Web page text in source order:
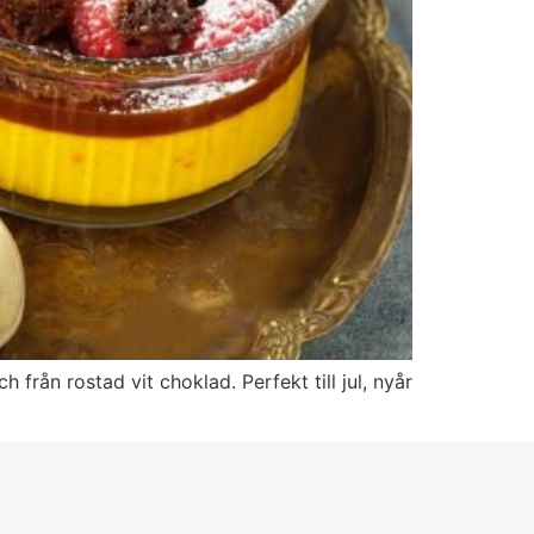
från rostad vit choklad. Perfekt till jul, nyår